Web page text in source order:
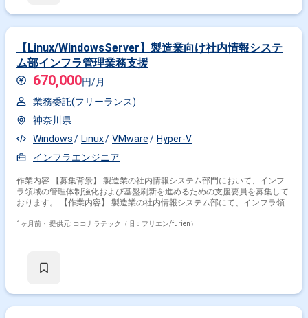
【Linux/WindowsServer】製造業向け社内情報システ
ム部インフラ管理業務支援
670,000円/月
業務委託(フリーランス)
神奈川県
Windows
Linux VMware
Hyper-V
インフラエンジニア
作業内容 【募集背景】 製造業の社内情報システム部門において、インフ
ラ領域の管理体制強化および基盤刷新を進めるための支援要員を募集して
おります。 【作業内容】 製造業の社内情報システム部にて、インフラ領
ラの構築業務に携わっていただきます。 運用・保守に関する管理業務を行
ワーク設計をご担当いただきます。 VMware/Hyper-Vを用いた仮想基盤の
1ヶ月前・ 提供元: ココナラテック（旧：フリエン/furien）